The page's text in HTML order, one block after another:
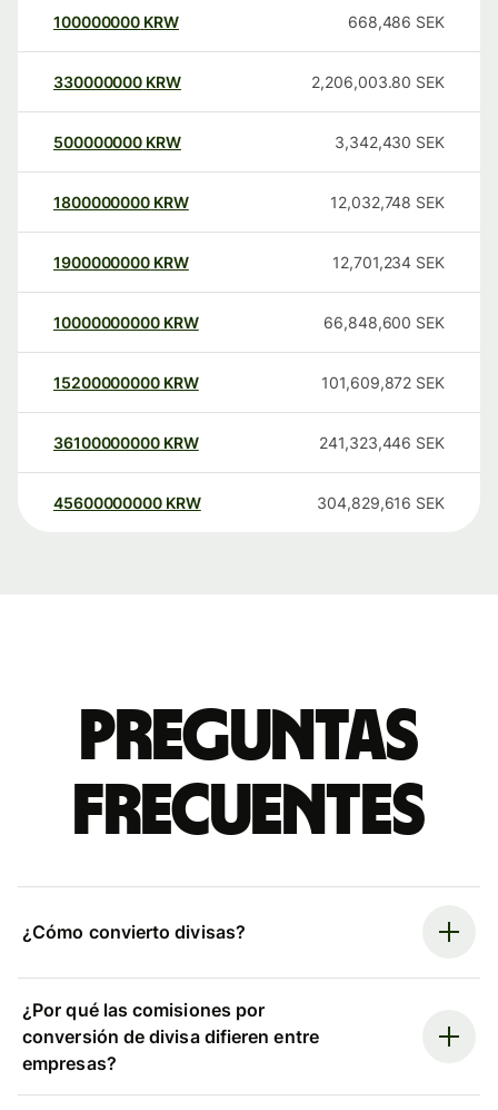
100000000 KRW 668,486 SEK
330000000 KRW 2,206,003.80 SEK
500000000 KRW 3,342,430 SEK
1800000000 KRW 12,032,748 SEK
1900000000 KRW 12,701,234 SEK
10000000000 KRW 66,848,600 SEK
15200000000 KRW 101,609,872 SEK
36100000000 KRW 241,323,446 SEK
45600000000 KRW 304,829,616 SEK
Preguntas
frecuentes
¿Cómo convierto divisas?
¿Por qué las comisiones por
conversión de divisa difieren entre
empresas?